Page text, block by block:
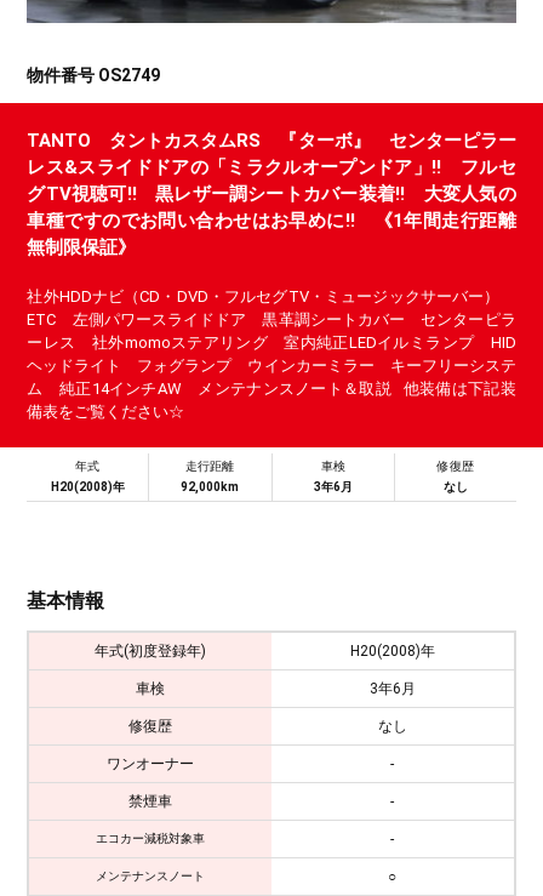
物件番号 OS2749
TANTO タントカスタムRS 『ターボ』 センターピラー
レス&スライドドアの「ミラクルオープンドア」!! フルセ
グTV視聴可!! 黒レザー調シートカバー装着!! 大変人気の
車種ですのでお問い合わせはお早めに!! 《1年間走行距離
無制限保証》
社外HDDナビ（CD・DVD・フルセグTV・ミュージックサーバー）
ETC 左側パワースライドドア 黒革調シートカバー センターピラ
ーレス 社外momoステアリング 室内純正LEDイルミランプ HID
ヘッドライト フォグランプ ウインカーミラー キーフリーシステ
ム 純正14インチAW メンテナンスノート＆取説 他装備は下記装
備表をご覧ください☆
年式
H20(2008)年
走行距離
92,000km
車検
3年6月
修復歴
なし
基本情報
年式(初度登録年) H20(2008)年
車検 3年6月
修復歴 なし
ワンオーナー -
禁煙車 -
エコカー減税対象車 -
メンテナンスノート ○